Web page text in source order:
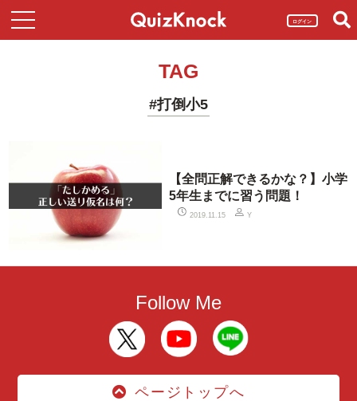
ログイン
TAG
#打倒小5
【全問正解できるかな？】小学
5年生までに習う問題！
2019.11.15 Y
Follow Me
ページトップへ